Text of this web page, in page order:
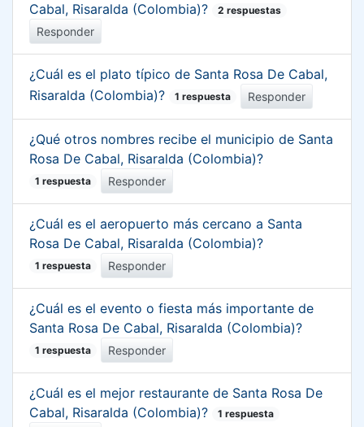
Cabal, Risaralda (Colombia)?
2 respuestas
Responder
¿Cuál es el plato típico de Santa Rosa De Cabal,
Risaralda (Colombia)?
1 respuesta Responder
¿Qué otros nombres recibe el municipio de Santa
Rosa De Cabal, Risaralda (Colombia)?
1 respuesta Responder
¿Cuál es el aeropuerto más cercano a Santa
Rosa De Cabal, Risaralda (Colombia)?
1 respuesta Responder
¿Cuál es el evento o fiesta más importante de
Santa Rosa De Cabal, Risaralda (Colombia)?
1 respuesta Responder
¿Cuál es el mejor restaurante de Santa Rosa De
Cabal, Risaralda (Colombia)?
1 respuesta